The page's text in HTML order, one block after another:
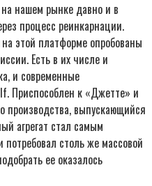
нашем рынке давно и в
процесс реинкарнации.
этой платформе опробованы
Есть в их числе и
и современные
Приспособлен к «Джетте» и
производства, выпускающийся
агрегат стал самым
столь же массовой
ее оказалось